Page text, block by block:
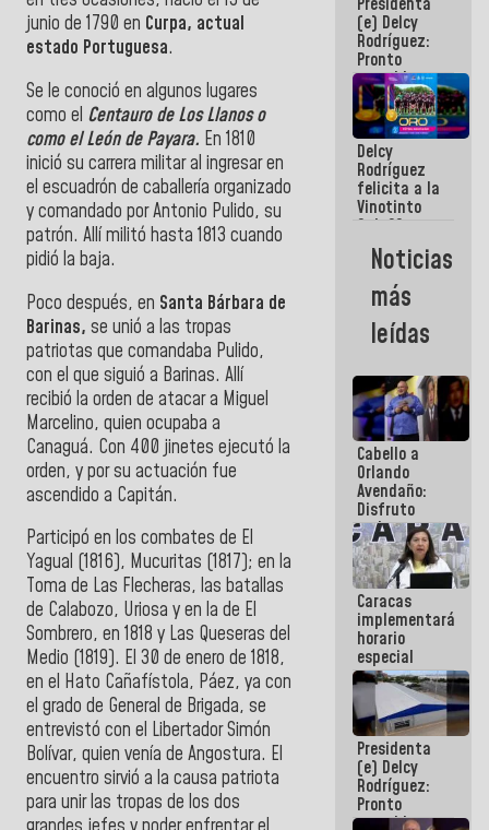
junio de 1790 en Curpa, actual
estado Portuguesa.
Se le conoció en algunos lugares
como el Centauro de Los Llanos o
como el León de Payara. En 1810
inició su carrera militar al ingresar en
el escuadrón de caballería organizado
y comandado por Antonio Pulido, su
patrón. Allí militó hasta 1813 cuando
pidió la baja.
Poco después, en Santa Bárbara de
Barinas, se unió a las tropas
patriotas que comandaba Pulido,
con el que siguió a Barinas. Allí
recibió la orden de atacar a Miguel
Marcelino, quien ocupaba a
Canaguá. Con 400 jinetes ejecutó la
orden, y por su actuación fue
ascendido a Capitán.
Participó en los combates de El
Yagual (1816), Mucuritas (1817); en la
Toma de Las Flecheras, las batallas
de Calabozo, Uriosa y en la de El
Sombrero, en 1818 y Las Queseras del
Medio (1819). El 30 de enero de 1818,
en el Hato Cañafístola, Páez, ya con
el grado de General de Brigada, se
entrevistó con el Libertador Simón
Bolívar, quien venía de Angostura. El
encuentro sirvió a la causa patriota
para unir las tropas de los dos
historia en
los
Centroamericanos
(e) Delcy
Rodríguez:
Pronto
restableceremos
las
operaciones
en el
Aeropuerto
Internacional
de
Maiquetía
Delcy
Rodríguez
felicita a la
Vinotinto
Sub 20
campeona
frente
México Sub
23 en los
Centroamericanos
Noticias
más
leídas
Cabello a
Orlando
Avendaño:
Disfruto
cada vez
que escribes
porque lo
que haces
es
embarrarla
Caracas
implementará
horario
especial
para
adaptarse
al plan de
ahorro
energético
Presidenta
(e) Delcy
Rodríguez:
Pronto
restableceremos